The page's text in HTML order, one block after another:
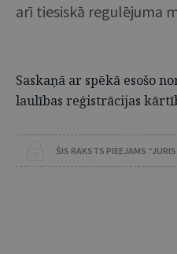
arī tiesiskā regulējuma
Saskaņā ar spēkā esošo
laulības reģistrācijas
ŠIS RAKSTS PIEEJAMS